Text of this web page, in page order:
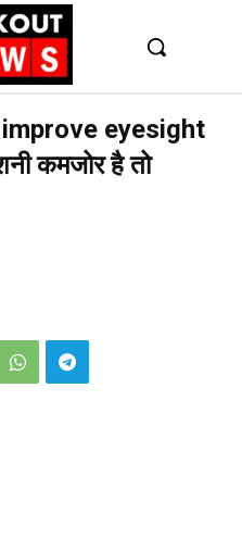
eyesight
कमजोर है तो